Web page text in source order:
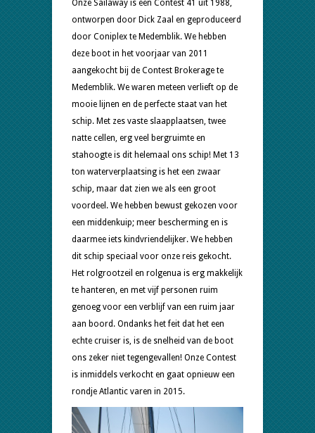
Onze Sailaway is een Contest 41 uit 1988,
ontworpen door Dick Zaal en geproduceerd
door Coniplex te Medemblik. We hebben
deze boot in het voorjaar van 2011
aangekocht bij de Contest Brokerage te
Medemblik. We waren meteen verlieft op de
mooie lijnen en de perfecte staat van het
schip. Met zes vaste slaapplaatsen, twee
natte cellen, erg veel bergruimte en
stahoogte is dit helemaal ons schip! Met 13
ton waterverplaatsing is het een zwaar
schip, maar dat zien we als een groot
voordeel. We hebben bewust gekozen voor
een middenkuip; meer bescherming en is
daarmee iets kindvriendelijker. We hebben
dit schip speciaal voor onze reis gekocht.
Het rolgrootzeil en rolgenua is erg makkelijk
te hanteren, en met vijf personen ruim
genoeg voor een verblijf van een ruim jaar
aan boord. Ondanks het feit dat het een
echte cruiser is, is de snelheid van de boot
ons zeker niet tegengevallen! Onze Contest
is inmiddels verkocht en gaat opnieuw een
rondje Atlantic varen in 2015.